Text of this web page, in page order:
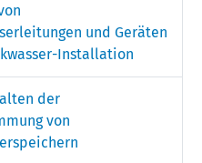
und Geräten
Installation
der
von